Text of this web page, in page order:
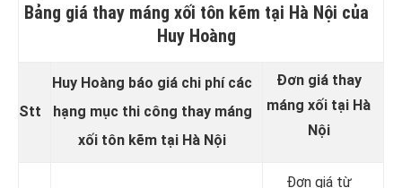
Bảng giá thay máng xối tôn kẽm tại Hà Nội của
Huy Hoàng
Stt
Huy Hoàng báo giá chi phí các
hạng mục thi công thay máng
xối tôn kẽm tại Hà Nội
Đơn giá thay
máng xối tại Hà
Nội
Đơn giá từ